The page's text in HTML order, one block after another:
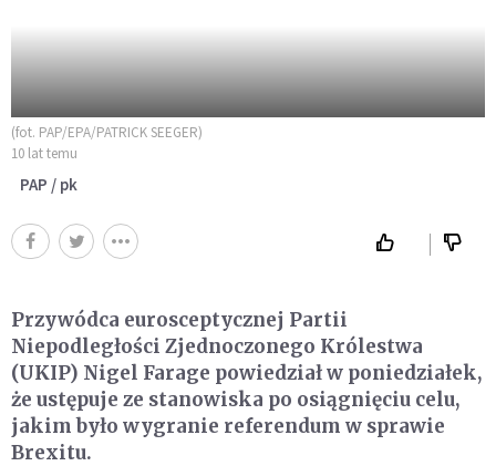
(fot. PAP/EPA/PATRICK SEEGER)
10 lat temu
PAP / pk
Przywódca eurosceptycznej Partii
Niepodległości Zjednoczonego Królestwa
(UKIP) Nigel Farage powiedział w poniedziałek,
że ustępuje ze stanowiska po osiągnięciu celu,
jakim było wygranie referendum w sprawie
Brexitu.